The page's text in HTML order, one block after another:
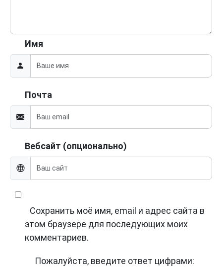
Имя
Почта
Вебсайт (опционально)
Сохранить моё имя, email и адрес сайта в
этом браузере для последующих моих
комментариев.
Пожалуйста, введите ответ цифрами: